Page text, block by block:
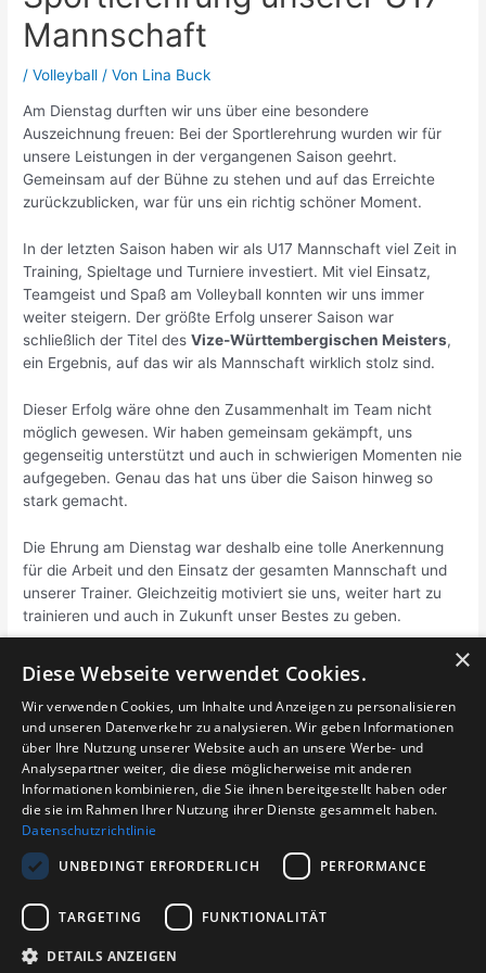
Mannschaft
/Volleyball / Von Lina Buck
Am Dienstag durften wir uns über eine besondere
Auszeichnung freuen: Bei der Sportlerehrung wurden wir für
unsere Leistungen in der vergangenen Saison geehrt.
Gemeinsam auf der Bühne zu stehen und auf das Erreichte
zurückzublicken, war für uns ein richtig schöner Moment.
In der letzten Saison haben wir als U17 Mannschaft viel Zeit in
Training, Spieltage und Turniere investiert. Mit viel Einsatz,
Teamgeist und Spaß am Volleyball konnten wir uns immer
weiter steigern. Der größte Erfolg unserer Saison war
schließlich der Titel desVize-Württembergischen Meisters,
ein Ergebnis, auf das wir als Mannschaft wirklich stolz sind.
Dieser Erfolg wäre ohne den Zusammenhalt im Team nicht
möglich gewesen. Wir haben gemeinsam gekämpft, uns
gegenseitig unterstützt und auch in schwierigen Momenten nie
aufgegeben. Genau das hat uns über die Saison hinweg so
stark gemacht.
Die Ehrung am Dienstag war deshalb eine tolle Anerkennung
für die Arbeit und den Einsatz der gesamten Mannschaft und
unserer Trainer. Gleichzeitig motiviert sie uns, weiter hart zu
trainieren und auch in Zukunft unser Bestes zu geben.
Beitragsnavigation
←Vorheriger
Beitrag
Nächster Beitrag
→
Login für Abteilungen
×
Diese Webseite verwendet Cookies.
Wir verwenden Cookies, um Inhalte und Anzeigen zu personalisieren
und unseren Datenverkehr zu analysieren. Wir geben Informationen
über Ihre Nutzung unserer Website auch an unsere Werbe- und
Analysepartner weiter, die diese möglicherweise mit anderen
Informationen kombinieren, die Sie ihnen bereitgestellt haben oder
die sie im Rahmen Ihrer Nutzung ihrer Dienste gesammelt haben.
Datenschutzrichtlinie
UNBEDINGT ERFORDERLICH
PERFORMANCE
TARGETING FUNKTIONALITÄT
DETAILS ANZEIGEN